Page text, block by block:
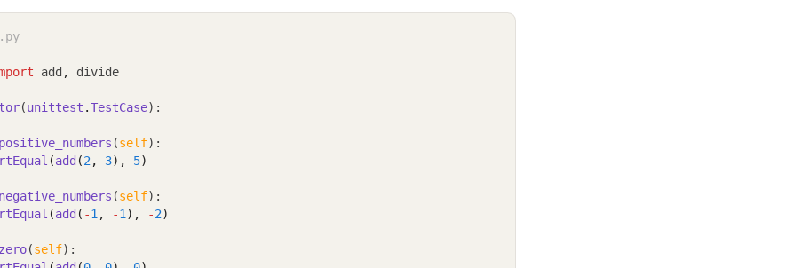
add , divide
(unittest .TestCase):
(self):
(add (2 , 3), 5)
(self):
(add ( -1 , -1 ), -2)
(self):